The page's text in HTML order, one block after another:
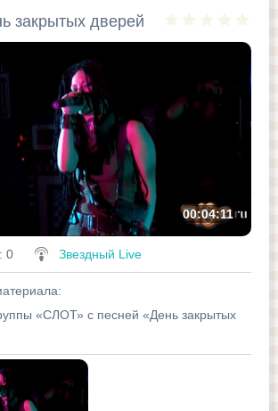
закрытых дверей
00:04:11
: 0 Звездный Live
:
«СЛОТ» с песней «День закрытых